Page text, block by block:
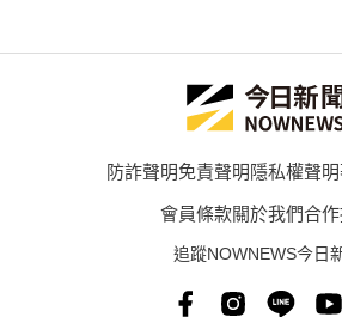
防詐聲明免責聲明隱私權聲明
會員條款關於我們合
追蹤NOWNEWS今日